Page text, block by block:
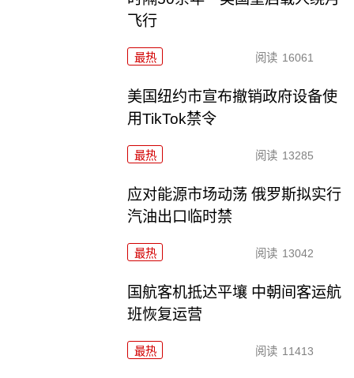
飞行
最热 阅读 16061
美国纽约市宣布撤销政府设备使
用TikTok禁令
最热 阅读 13285
应对能源市场动荡 俄罗斯拟实行
汽油出口临时禁
最热 阅读 13042
国航客机抵达平壤 中朝间客运航
班恢复运营
最热 阅读 11413